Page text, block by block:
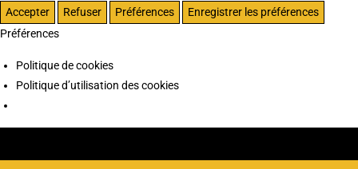
Accepter Refuser Préférences
Enregistrer les préférences
Préférences
Politique de cookies
Politique d’utilisation des cookies